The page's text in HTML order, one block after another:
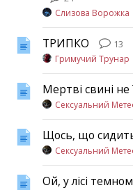
Слизова Ворожка
ТРИПКО
13
Гримучий Трунар
Мертві свині не
Сексуальний
Щось, що
Сексуальний
Ой, у лісі